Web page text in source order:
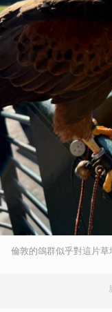
倫敦的鴿群似乎對這片